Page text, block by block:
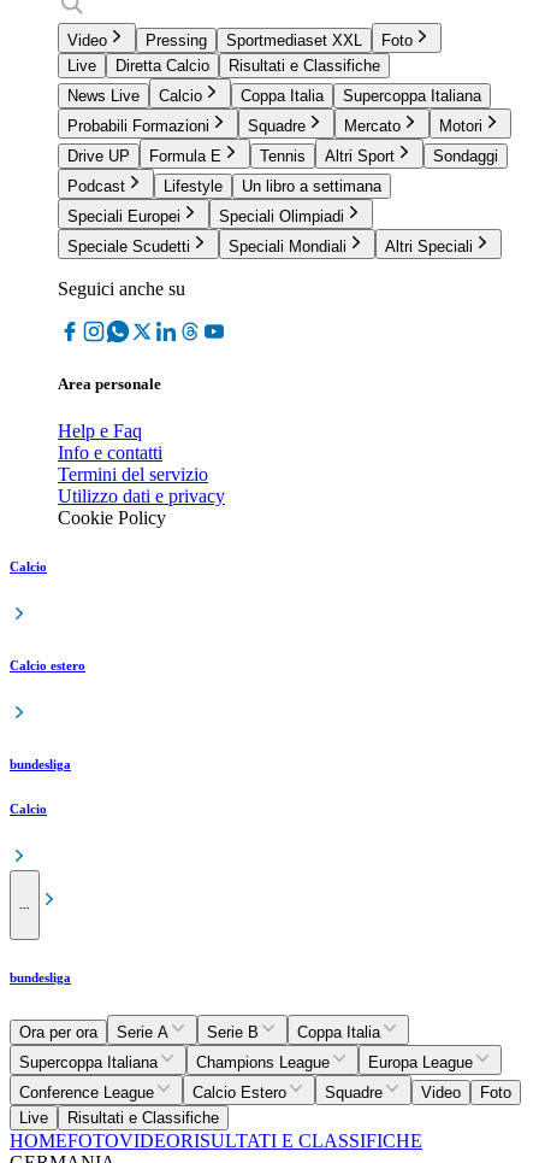
Video Pressing Sportmediaset XXL
Foto
Live
Diretta Calcio
Risultati e Classifiche
News Live
Calcio Coppa Italia
Supercoppa Italiana
Probabili Formazioni
Squadre Mercato
Motori
Drive UP
Formula E Tennis Altri Sport
Sondaggi
Podcast
Lifestyle
Un libro a settimana
Speciali Europei
Speciali Olimpiadi
Speciale Scudetti
Speciali Mondiali Altri Speciali
Seguici anche su
Area personale
Help e Faq
Info e contatti
Termini del servizio
Utilizzo dati e privacy
Cookie Policy
Calcio
Calcio estero
bundesliga
Calcio
bundesliga
Ora per ora Serie A Serie B
Coppa Italia
Supercoppa Italiana
Champions League
Europa League
Conference League
Calcio Estero Squadre Video
Foto
Live
Risultati e Classifiche
HOMEFOTOVIDEORISULTATI E CLASSIFICHE